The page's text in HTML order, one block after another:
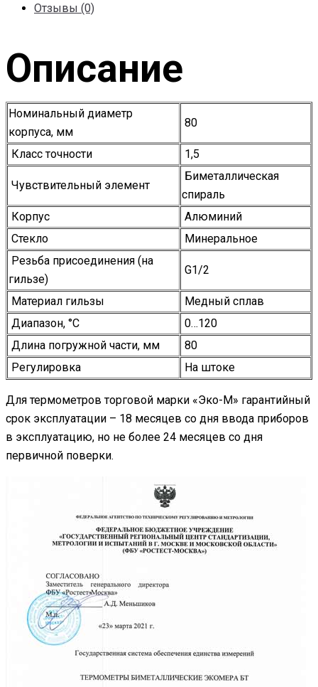
Отзывы (0)
Описание
Номинальный диаметр
корпуса, мм
80
Класс точности 1,5
Чувствительный элемент
Биметаллическая
спираль
Корпус
Алюминий
Стекло
Минеральное
Резьба присоединения (на
гильзе)
G1/2
Материал гильзы
Медный сплав
Диапазон, °С
0…120
Длина погружной части, мм
80
Регулировка
На штоке
Для термометров торговой марки «Эко-М» гарантийный
срок эксплуатации – 18 месяцев со дня ввода приборов
в эксплуатацию, но не более 24 месяцев со дня
первичной поверки.